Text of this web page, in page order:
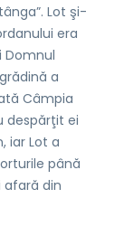
Lot şi-
era
Domnul
a
Câmpia
despărţit ei
iar Lot a
până
afară din